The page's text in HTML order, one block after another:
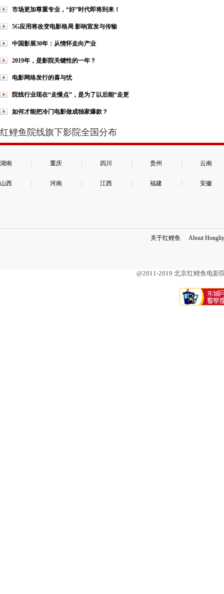
市场更加尊重专业，“好”时代即将到来！
5G应用将改变电影格局 影响宣发与传输
中国影展30年：从情怀走向产业
2019年，是影院关键性的一年？
电影网络发行的喜与忧
院线行业现在“走慢点”，是为了以后能“走更
如何才能把冷门电影做成独家爆款？
红鲤鱼院线旗下影院全国分布
湖南 重庆 四川 贵州 云南
山西 河南 江西 福建 安徽
关于红鲤鱼 About
@2011-2019 北京红鲤鱼电影